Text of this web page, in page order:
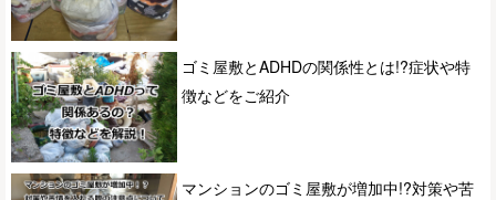
ゴミ屋敷とADHDの関係性とは!?症状や特
徴などをご紹介
マンションのゴミ屋敷が増加中!?対策や苦